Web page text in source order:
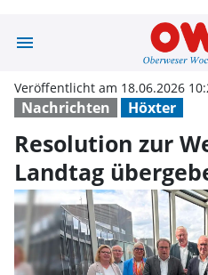
menu
Nachrichten Höxter
Veröffentlicht am 18.06.2026
Resolution zur
Landtag